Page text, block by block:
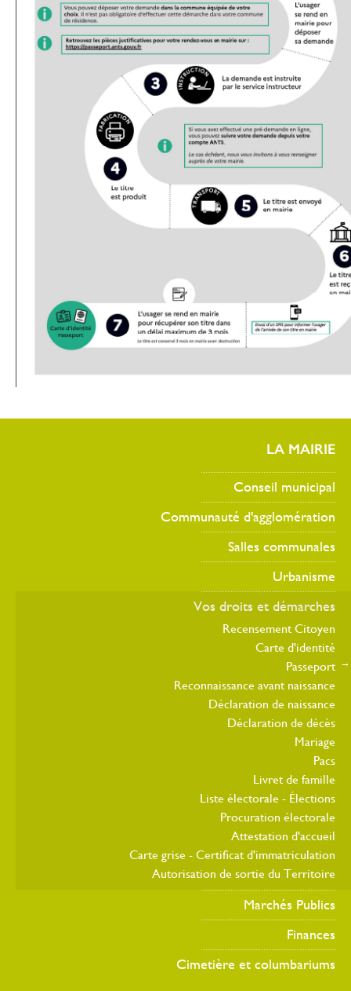
LA MAIRIE
Conseil municipal
Communauté d'agglomération
Salles communales
Urbanisme
Vos droits et démarches
Recensement Citoyen
Carte d'identité
Passeport
Reconnaissance avant naissance
Déclaration de naissance
Déclaration de décès
Mariage
Pacs
Livret de famille
Liste électorale - Élections
Procuration électorale
Attestation d'accueil
Carte grise - Certificat d'immatriculation
Autorisation de sortie du Territoire
Marchés Publics
Finances
Cimetière et columbariums